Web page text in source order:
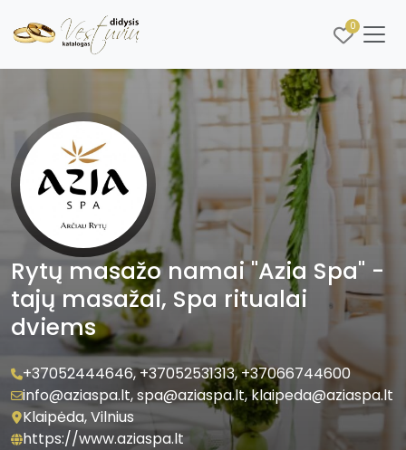
0
Rytų masažo namai "Azia Spa" -
tajų masažai, Spa ritualai
dviems
+37052444646,+37052531313,+37066744600
info@aziaspa.lt,spa@aziaspa.lt,klaipeda@aziaspa.lt
Klaipėda, Vilnius
https://www.aziaspa.lt